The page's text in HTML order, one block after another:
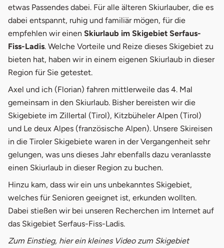
5. Skigebiet St. Anton am Arlberg
6. Unterkunft & Preise
7. Skipass-Kosten für Senioren
8. Gastronomie im Skigebiet
9. Geschichte, Kultur, Shopping und Freizeit
10. Vor- und Nachteile für Senioren im
Überblick
etwas Passendes dabei. Für alle älteren Skiurlauber, die es
dabei entspannt, ruhig und familiär mögen, für die
empfehlen wir einen Skiurlaub im Skigebiet Serfaus-
Fiss-Ladis. Welche Vorteile und Reize dieses Skigebiet zu
bieten hat, haben wir in einem eigenen Skiurlaub in dieser
Region für Sie getestet.
Axel und ich (Florian) fahren mittlerweile das 4. Mal
gemeinsam in den Skiurlaub. Bisher bereisten wir die
Skigebiete im Zillertal (Tirol), Kitzbüheler Alpen (Tirol)
und Le deux Alpes (französische Alpen). Unsere Skireisen
in die Tiroler Skigebiete waren in der Vergangenheit sehr
gelungen, was uns dieses Jahr ebenfalls dazu veranlasste
einen Skiurlaub in dieser Region zu buchen.
Hinzu kam, dass wir ein uns unbekanntes Skigebiet,
welches für Senioren geeignet ist, erkunden wollten.
Dabei stießen wir bei unseren Recherchen im Internet auf
das Skigebiet Serfaus-Fiss-Ladis.
Zum Einstieg, hier ein kleines Video zum Skigebiet